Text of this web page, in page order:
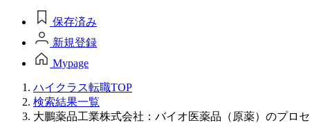
保存済み
新規登録
Mypage
ハイクラス転職TOP
検索結果一覧
大鵬薬品工業株式会社：バイオ医薬品（原薬）のプロ